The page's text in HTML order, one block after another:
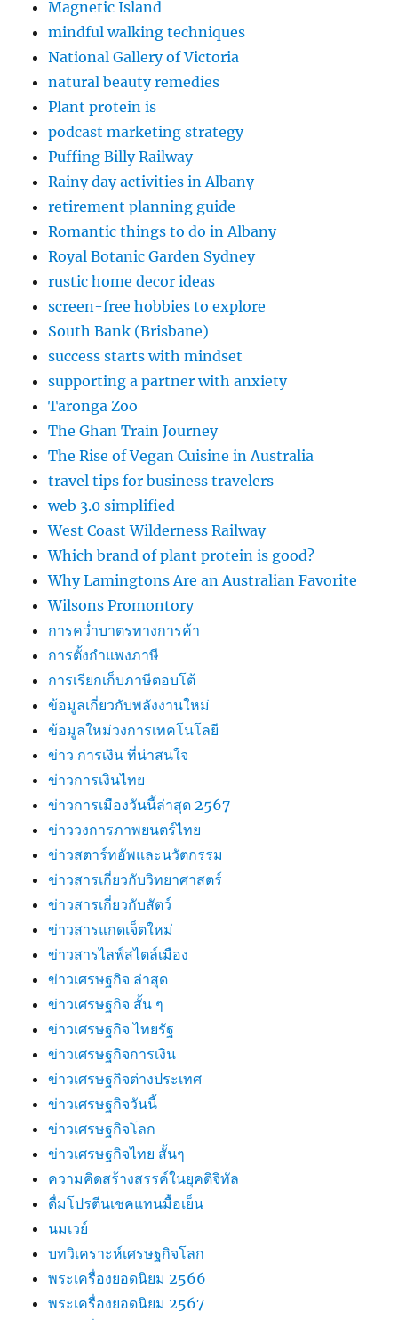
Magnetic Island
mindful walking techniques
National Gallery of Victoria
natural beauty remedies
Plant protein is
podcast marketing strategy
Puffing Billy Railway
Rainy day activities in Albany
retirement planning guide
Romantic things to do in Albany
Royal Botanic Garden Sydney
rustic home decor ideas
screen-free hobbies to explore
South Bank (Brisbane)
success starts with mindset
supporting a partner with anxiety
Taronga Zoo
The Ghan Train Journey
The Rise of Vegan Cuisine in Australia
travel tips for business travelers
web 3.0 simplified
West Coast Wilderness Railway
Which brand of plant protein is good?
Why Lamingtons Are an Australian Favorite
Wilsons Promontory
การคว่ำบาตรทางการค้า
การตั้งกำแพงภาษี
การเรียกเก็บภาษีตอบโต้
ข้อมูลเกี่ยวกับพลังงานใหม่
ข้อมูลใหม่วงการเทคโนโลยี
ข่าว การเงิน ที่น่าสนใจ
ข่าวการเงินไทย
ข่าวการเมืองวันนี้ล่าสุด 2567
ข่าววงการภาพยนตร์ไทย
ข่าวสตาร์ทอัพและนวัตกรรม
ข่าวสารเกี่ยวกับวิทยาศาสตร์
ข่าวสารเกี่ยวกับสัตว์
ข่าวสารแกดเจ็ตใหม่
ข่าวสารไลฟ์สไตล์เมือง
ข่าวเศรษฐกิจ ล่าสุด
ข่าวเศรษฐกิจ สั้น ๆ
ข่าวเศรษฐกิจ ไทยรัฐ
ข่าวเศรษฐกิจการเงิน
ข่าวเศรษฐกิจต่างประเทศ
ข่าวเศรษฐกิจวันนี้
ข่าวเศรษฐกิจโลก
ข่าวเศรษฐกิจไทย สั้นๆ
ความคิดสร้างสรรค์ในยุคดิจิทัล
ดื่มโปรตีนเชคแทนมื้อเย็น
นมเวย์
บทวิเคราะห์เศรษฐกิจโลก
พระเครื่องยอดนิยม 2566
พระเครื่องยอดนิยม 2567